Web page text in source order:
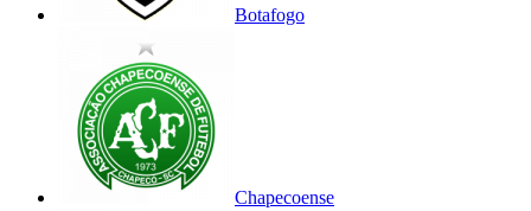
Botafogo
Chapecoense